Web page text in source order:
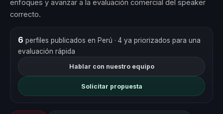
enfoques y avanzar a la evaluación comercial del speaker
correcto.
6 perfiles publicados en Perú · 4 ya priorizados para una
evaluación rápida
Hablar con nuestro equipo
Solicitar propuesta